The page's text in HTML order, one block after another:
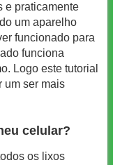
e praticamente
um aparelho
funcionado para
funciona
Logo este tutorial
um ser mais
celular?
os lixos